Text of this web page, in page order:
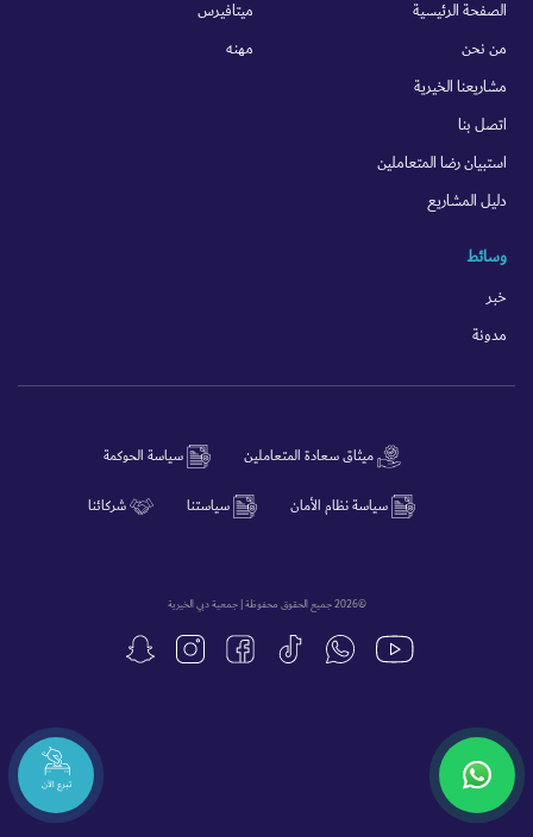
تبرع الآن
الصفحة الرئيسية
من نحن
مشاريعنا الخيرية
اتصل بنا
استبيان رضا المتعاملين
دليل المشاريع
ميتافيرس
مهنه
وسائط
خبر
مدونة
ميثاق سعادة المتعاملين سياسة الحوكمة
سياسة نظام الأمان سياستنا شركائنا
©2026 جميع الحقوق محفوظة | جمعية دبي الخيرية